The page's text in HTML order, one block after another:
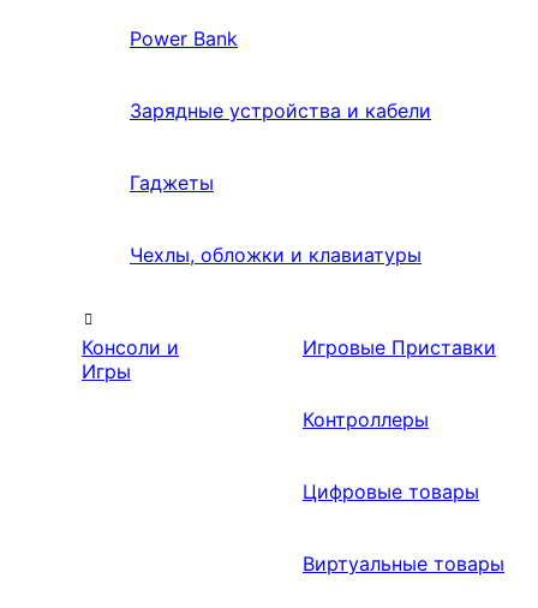
Power Bank
Зарядные устройства и кабели
Гаджеты
Чехлы, обложки и клавиатуры
Консоли и
Игры
Игровые Приставки
Контроллеры
Цифровые товары
Виртуальные товары